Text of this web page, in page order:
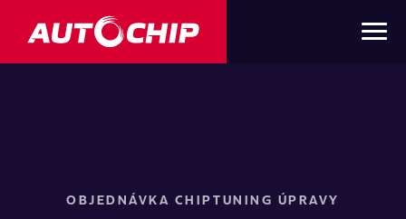
OBJEDNÁVKA CHIPTUNING ÚPRAVY